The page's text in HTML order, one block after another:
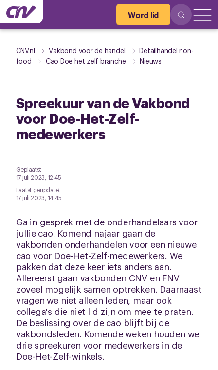
Word lid
CNV.nl Vakbond voor de handel
Detailhandel non-
food
Cao Doe het zelf branche Nieuws
Spreekuur van de Vakbond
voor Doe-Het-Zelf-
medewerkers
Geplaatst
17 juli 2023, 12:45
Laatst geüpdatet
17 juli 2023, 14:45
Ga in gesprek met de onderhandelaars voor
jullie cao. Komend najaar gaan de
vakbonden onderhandelen voor een nieuwe
cao voor Doe-Het-Zelf-medewerkers. We
pakken dat deze keer iets anders aan.
Allereerst gaan vakbonden CNV en FNV
zoveel mogelijk samen optrekken. Daarnaast
vragen we niet alleen leden, maar ook
collega's die niet lid zijn om mee te praten.
De beslissing over de cao blijft bij de
vakbondsleden. Komende weken houden we
drie spreekuren voor medewerkers in de
Doe-Het-Zelf-winkels.